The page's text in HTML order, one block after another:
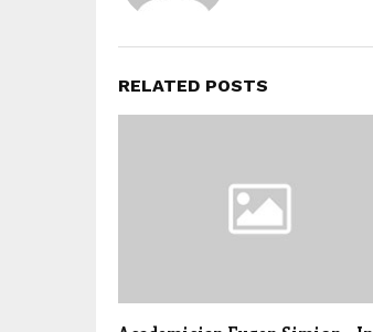
RELATED POSTS